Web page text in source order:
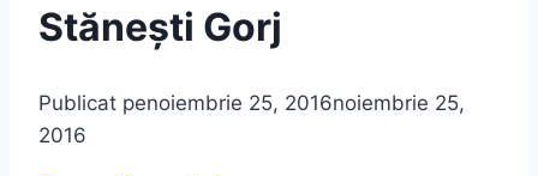
Stănești Gorj
Publicat penoiembrie 25, 2016noiembrie 25,
2016